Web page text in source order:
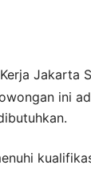
Jakarta
ini